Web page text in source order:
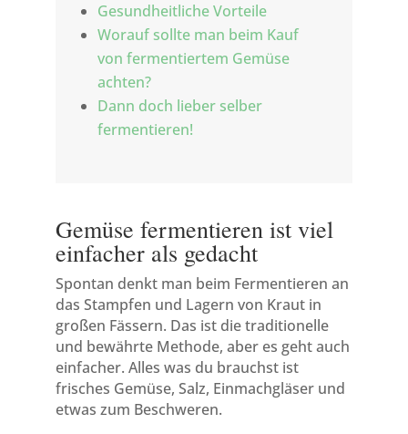
Gesundheitliche Vorteile
Worauf sollte man beim Kauf
von fermentiertem Gemüse
achten?
Dann doch lieber selber
fermentieren!
Gemüse fermentieren ist viel
einfacher als gedacht
Spontan denkt man beim Fermentieren an
das Stampfen und Lagern von Kraut in
großen Fässern. Das ist die traditionelle
und bewährte Methode, aber es geht auch
einfacher. Alles was du brauchst ist
frisches Gemüse, Salz, Einmachgläser und
etwas zum Beschweren.